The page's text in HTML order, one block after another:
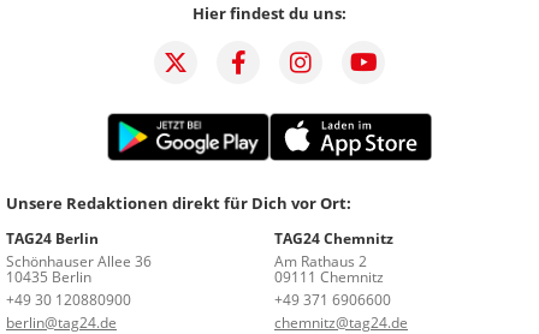
Hier findest du uns:
Unsere Redaktionen direkt für Dich vor Ort:
TAG24 Berlin
Schönhauser Allee 36
10435 Berlin
+49 30 120880900
berlin@tag24.de
TAG24 Chemnitz
Am Rathaus 2
09111 Chemnitz
+49 371 6906600
chemnitz@tag24.de